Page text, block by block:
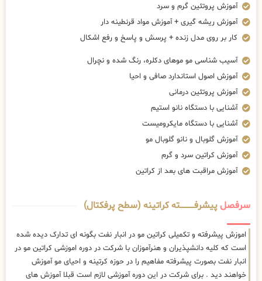
آموزش پروتئین گرم و سرد
آموزش ریشه گیری + آموزش مواد قرنطینه دار
کار بر روی مدل زنده + پرسش و پاسخ و رفع اشکال
آسیب شناسی مو موهای دکلره، رنگ شده و نچرال
آموزش اصول استاندارد صافی و احیا
آموزش پروتئین درمانی
آشنایی با دستگاه نانو استیم
آشنایی با دستگاه مایکرومیست
آموزش گلوبال و نانو گلوبال مو
آموزش کراتین سرد و گرم
آموزش مراقبت های بعد از کراتین
سرفصلپیشرفــــــــــــته کراتینه (سطح پرفکتال)
اموزش پیشرفته و تکمیلی کراتین مو در انبار نفت بگونه ای تدارک دیده شده
است که کلیه دانشپذیران و هنرآموزان با شرکت در دوره اموزشی کراتین مو در
انبار نفت بصورت پیشرفته مفاهیم را در حوزه کرتینه و احیای مو آموزش
خواهند دید . برای شرکت در این دوره آموزشی لازم است قبلا آموزش های